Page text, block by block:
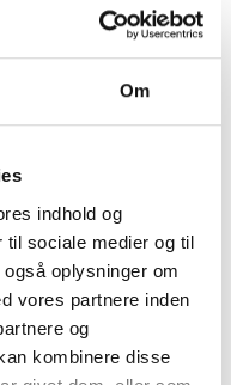
Om
indhold og
til sociale medier og til
oplysninger om
vores partnere inden
og
kombinere disse
224, 14 ml.